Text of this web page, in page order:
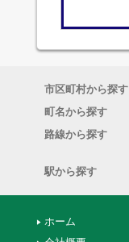
市区町村から探す
町名から探す
路線から探す
駅から探す
ホーム